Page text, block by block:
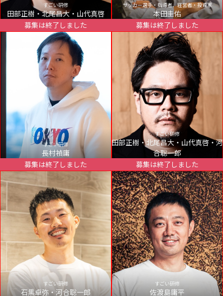
すごい研修
田部正樹・北尾昌大・山代真啓
募集は終了しました
サッカー選手・指導者、経営者・投資家
本田圭佑
募集は終了しました
すごい研修
長村禎庸
募集は終了しました
すごい研修
田部正樹・北尾昌大・山代真啓・河
合聡一郎
募集は終了しました
すごい研修
石黒卓弥・河合聡一郎
すごい研修
佐渡島庸平